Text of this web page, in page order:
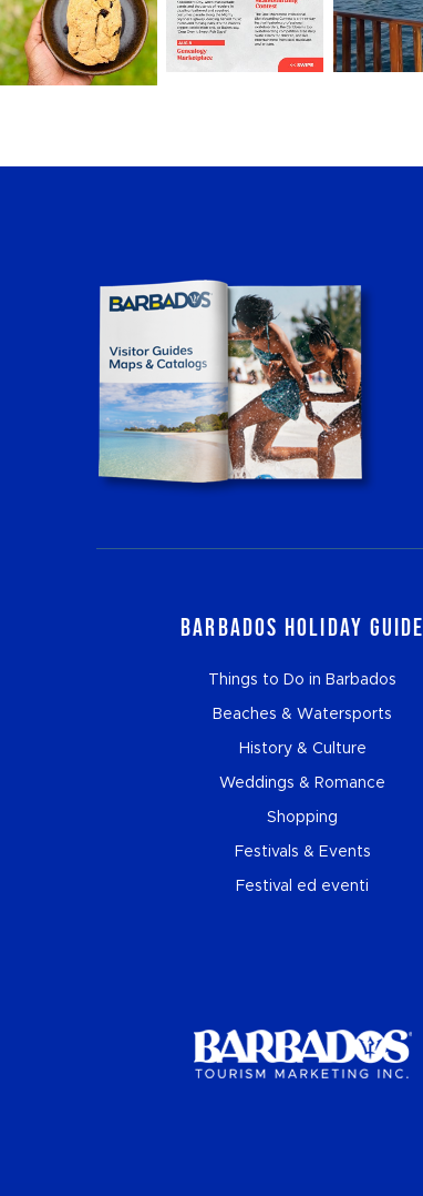
Barbados Holiday Guide
Things to Do in Barbados
Beaches & Watersports
History & Culture
Weddings & Romance
Shopping
Festivals & Events
Festival ed eventi